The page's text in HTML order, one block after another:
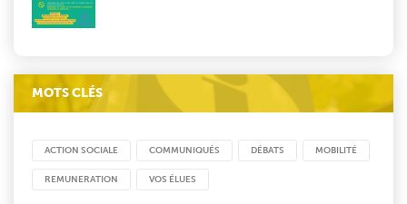
MOTS CLÉS
ACTION SOCIALE COMMUNIQUÉS DÉBATS MOBILITÉ
REMUNERATION VOS ÉLUES